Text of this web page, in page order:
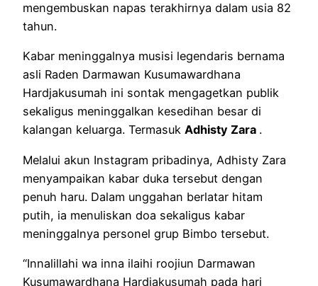
mengembuskan napas terakhirnya dalam usia 82
tahun.
Kabar meninggalnya musisi legendaris bernama
asli Raden Darmawan Kusumawardhana
Hardjakusumah ini sontak mengagetkan publik
sekaligus meninggalkan kesedihan besar di
kalangan keluarga. Termasuk Adhisty Zara .
Melalui akun Instagram pribadinya, Adhisty Zara
menyampaikan kabar duka tersebut dengan
penuh haru. Dalam unggahan berlatar hitam
putih, ia menuliskan doa sekaligus kabar
meninggalnya personel grup Bimbo tersebut.
“Innalillahi wa inna ilaihi roojiun Darmawan
Kusumawardhana Hardjakusumah pada hari